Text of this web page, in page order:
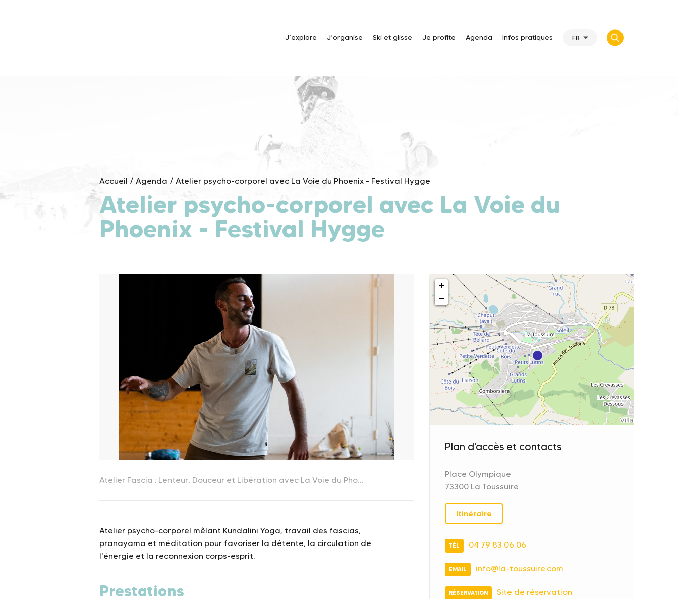
J’explore J’organise Ski et glisse Je profite Agenda Infos pratiques FR
Accueil / Agenda / Atelier psycho-corporel avec La Voie du Phoenix - Festival Hygge
Atelier psycho-corporel avec La Voie du
Phoenix - Festival Hygge
Atelier Fascia : Lenteur, Douceur et Libération avec La Voie du Phoenix - HYGGE WINTER_La Toussuire
Atelier psycho-corporel mêlant Kundalini Yoga, travail des fascias,
pranayama et méditation pour favoriser la détente, la circulation de
l’énergie et la reconnexion corps-esprit.
Prestations
+
−
Plan d'accès et contacts
Place Olympique
73300 La Toussuire
Itinéraire
TÉL 04 79 83 06 06
EMAIL info@la-toussuire.com
RÉSERVATION Site de réservation